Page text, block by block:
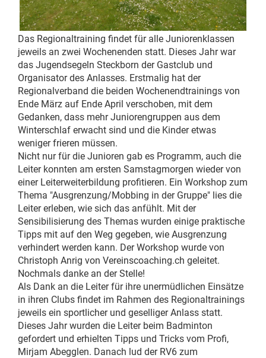
Das Regionaltraining findet für alle Juniorenklassen
jeweils an zwei Wochenenden statt. Dieses Jahr war
das Jugendsegeln Steckborn der Gastclub und
Organisator des Anlasses. Erstmalig hat der
Regionalverband die beiden Wochenendtrainings von
Ende März auf Ende April verschoben, mit dem
Gedanken, dass mehr Juniorengruppen aus dem
Winterschlaf erwacht sind und die Kinder etwas
weniger frieren müssen.
Nicht nur für die Junioren gab es Programm, auch die
Leiter konnten am ersten Samstagmorgen wieder von
einer Leiterweiterbildung profitieren. Ein Workshop zum
Thema "Ausgrenzung/Mobbing in der Gruppe" lies die
Leiter erleben, wie sich das anfühlt. Mit der
Sensibilisierung des Themas wurden einige praktische
Tipps mit auf den Weg gegeben, wie Ausgrenzung
verhindert werden kann. Der Workshop wurde von
Christoph Anrig von Vereinscoaching.ch geleitet.
Nochmals danke an der Stelle!
Als Dank an die Leiter für ihre unermüdlichen Einsätze
in ihren Clubs findet im Rahmen des Regionaltrainings
jeweils ein sportlicher und geselliger Anlass statt.
Dieses Jahr wurden die Leiter beim Badminton
gefordert und erhielten Tipps und Tricks vom Profi,
Mirjam Abegglen. Danach lud der RV6 zum